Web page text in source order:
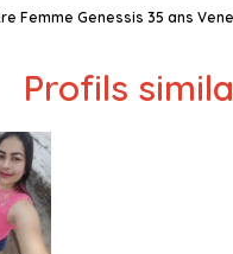
Femme Genessis 35 ans
Profils